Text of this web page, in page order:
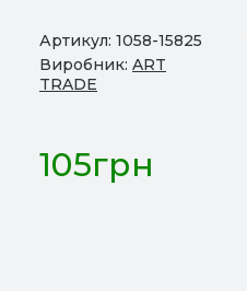
Артикул: 1058-15825
Виробник: ART
TRADE
105грн